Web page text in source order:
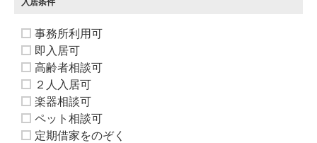
入居条件
事務所利用可
即入居可
高齢者相談可
２人入居可
楽器相談可
ペット相談可
定期借家をのぞく